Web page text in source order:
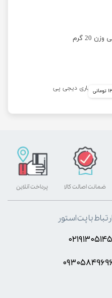
گرم
پرداخت آنلاین ضمانت اصالت کالا
ارتباط با پت استور
۰۲۱۹۱۳۰۵۱۴۵